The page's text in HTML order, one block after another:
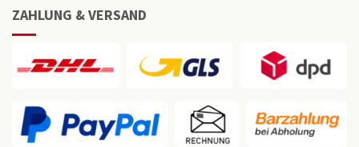
ZAHLUNG & VERSAND